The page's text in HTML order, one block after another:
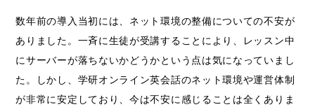
数年前の導入当初には、ネット環境の整備についての不安が
ありました。一斉に生徒が受講することにより、レッスン中
にサーバーが落ちないかどうかという点は気になっていまし
た。しかし、学研オンライン英会話のネット環境や運営体制
が非常に安定しており、今は不安に感じることは全くありま